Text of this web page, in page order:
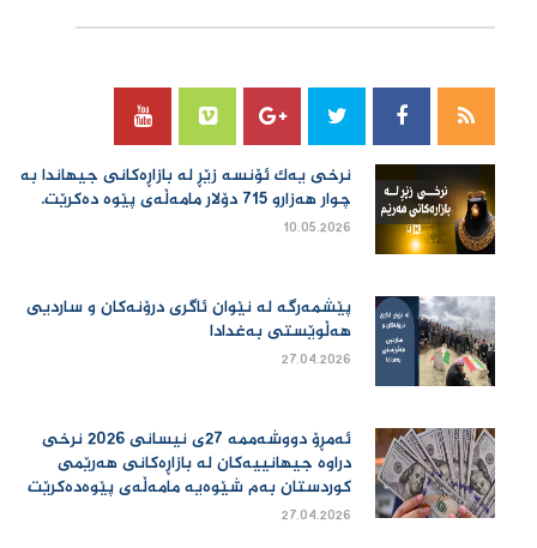
نرخی یەك ئۆنسە زێڕ لە بازاڕەكانی جیهاندا بە
چوار هەزارو 715 دۆلار مامەڵەی پێوە دەكرێت.
10.05.2026
پێشمەرگە لە نێوان ئاگری درۆنەکان و ساردیی
هەڵوێستی بەغدادا
27.04.2026
ئەمڕۆ دووشەممە 27ی نیسانی 2026 نرخی
دراوە جیهانییەكان لە بازاڕەكانی هەرێمی
كوردستان بەم شێوەیە مامەڵەی پێوەدەكرێت
27.04.2026